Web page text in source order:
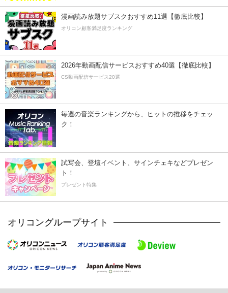
漫画読み放題サブスクおすすめ11選【徹底比較】
オリコン顧客満足度ランキング
2026年動画配信サービスおすすめ40選【徹底比較】
CS動画配信サービス20選
毎週の音楽ランキングから、ヒットの推移をチェッ
ク！
試写会、登壇イベント、サインチェキなどプレゼン
ト！
プレゼント特集
オリコングループサイト